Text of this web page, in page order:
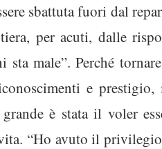
sbattuta fuori dal
per acuti, dalle
sta male”. Perché
e prestigio,
è stata il voler
“Ho avuto il